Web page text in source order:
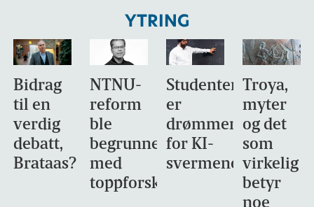
YTRING
Bidrag
til en
verdig
debatt,
Brataas?
NTNU-
reform
ble
begrunnet
med
toppforskning
Studentene
er
drømmemålet
for KI-
svermene
Troya,
myter
og det
som
virkelig
betyr
noe